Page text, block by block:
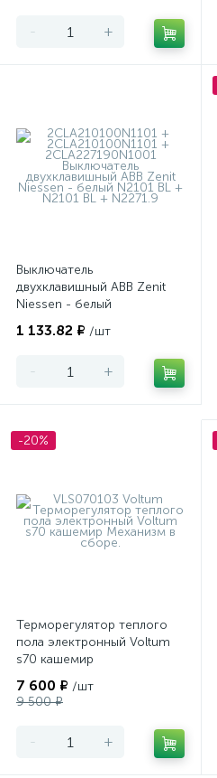
- +
Выключатель
двухклавишный ABB Zenit
Niessen - белый
1 133.82 ₽ /шт
- +
-20%
Терморегулятор теплого
пола электронный Voltum
s70 кашемир
7 600 ₽ /шт
9 500 ₽
- +